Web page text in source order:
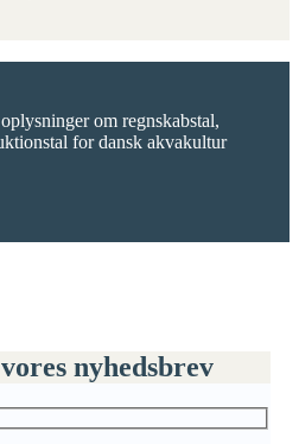
om regnskabstal,
for dansk akvakultur
nyhedsbrev